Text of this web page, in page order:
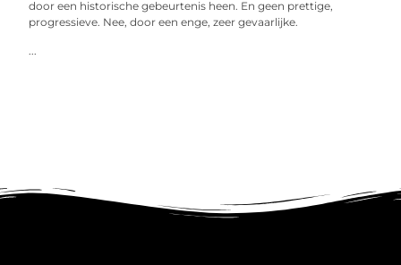
door een historische gebeurtenis heen. En geen prettige,
progressieve. Nee, door een enge, zeer gevaarlijke.
...